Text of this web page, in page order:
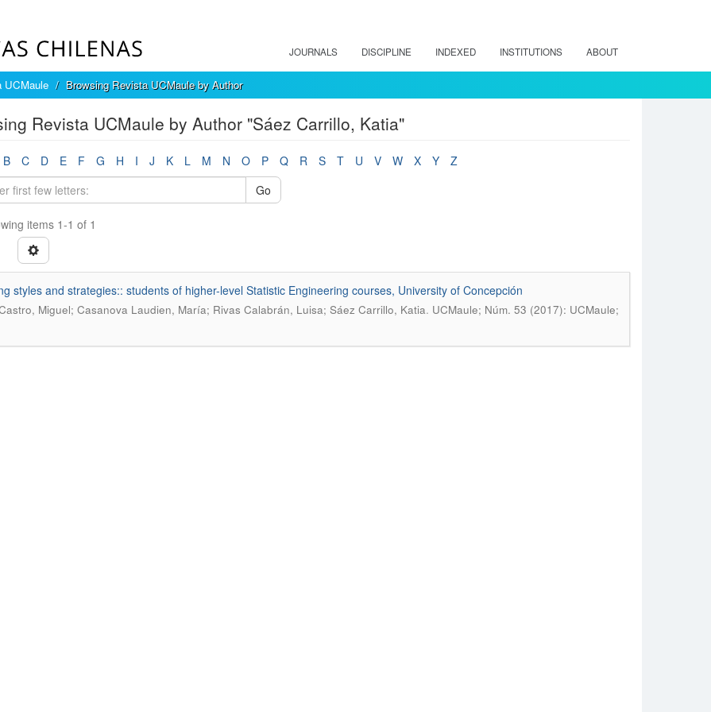
JOURNALS DISCIPLINE INDEXED INSTITUTIONS ABOUT
UCMaule Browsing Revista UCMaule by Author
Revista UCMaule by Author "Sáez Carrillo, Katia"
B C D E F G H I J K L M N O P Q R S T U V W X Y
Z
Go
items 1-1 of 1
styles and strategies:: students of higher-level Statistic Engineering courses, University of Concepción
Miguel; Casanova Laudien, María; Rivas Calabrán, Luisa; Sáez Carrillo, Katia. UCMaule; Núm. 53 (2017): UCMaule;